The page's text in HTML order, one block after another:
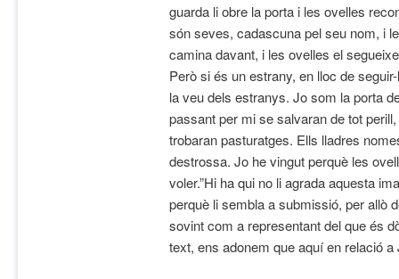
guarda li obre la porta i les ovelles
són seves, cadascuna pel seu nom, i
camina davant, i les ovelles el
Però si és un estrany, en lloc de
la veu dels estranys. Jo som la porta
passant per mi se salvaran de tot
trobaran pasturatges. Ells lladres
destrossa. Jo he vingut perquè les
voler.”Hi ha qui no li agrada aquesta
perquè li sembla a submissió, per allò
sovint com a representant del que és
text, ens adonem que aquí en relació